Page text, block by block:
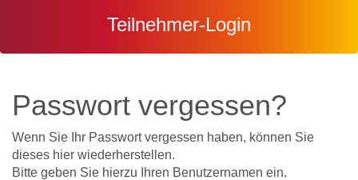
Teilnehmer-Login
Passwort vergessen?
Wenn Sie Ihr Passwort vergessen haben, können Sie
dieses hier wiederherstellen.
Bitte geben Sie hierzu Ihren Benutzernamen ein.